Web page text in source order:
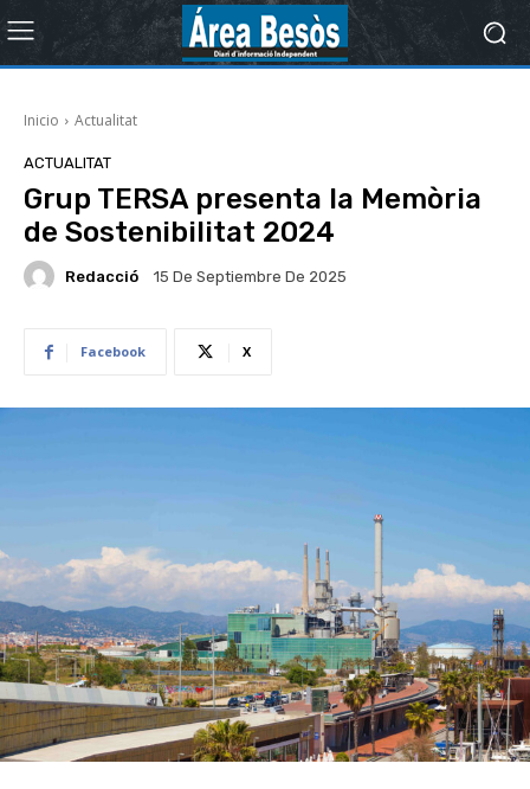
Inicio Actualitat
ACTUALITAT
Grup TERSA presenta la Memòria
de Sostenibilitat 2024
Redacció 15 De Septiembre De 2025
Facebook X